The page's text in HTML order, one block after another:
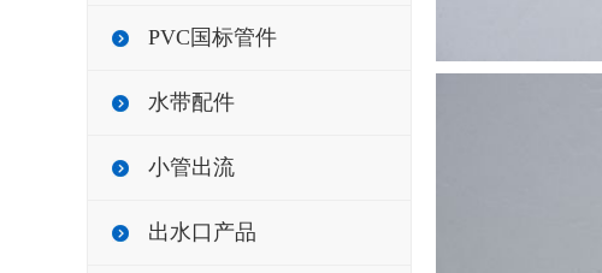
PVC国标管件
水带配件
小管出流
出水口产品